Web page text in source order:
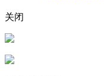
关闭